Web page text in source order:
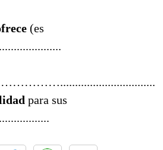
(es
para sus